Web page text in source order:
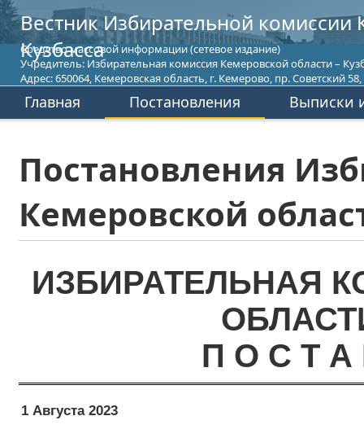
Вестник Избирательной комиссии
Кузбасса
Средство массовой информации (сетевое издание)
Учредитель: Избирательная комиссия Кемеровской области –
Адрес: 650064, Кемеровская область, г. Кемерово, пр. Советский 58,
Главная Постановления Выписки
Постановления
Кемеровской
ИЗБИРАТЕЛЬНАЯ
П О С Т А
1 Августа 2023